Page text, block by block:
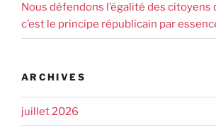
Nous défendons l’égalité des citoyens
c’est le principe républicain par
ARCHIVES
juillet 2026